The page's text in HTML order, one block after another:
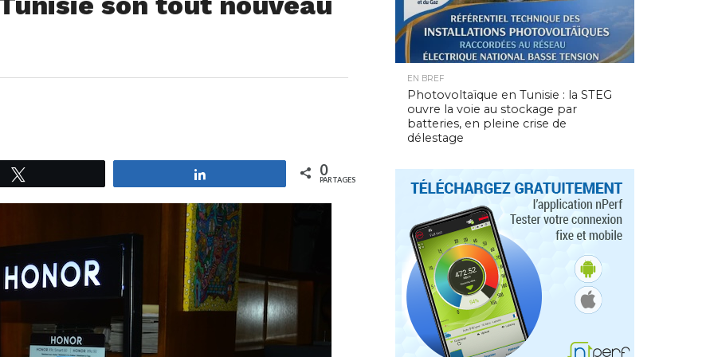
0
PARTAGES
EN BREF
Photovoltaïque en Tunisie : la STEG
ouvre la voie au stockage par
batteries, en pleine crise de
délestage